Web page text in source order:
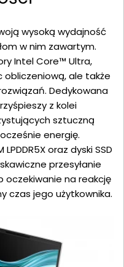
wysoką wydajność
w nim zawartym.
Intel Core™ Ultra,
ale także
Dedykowana
z kolei
sztuczną
energię.
oraz dyski SSD
przesyłanie
oczekiwanie na reakcję
czas jego użytkownika.